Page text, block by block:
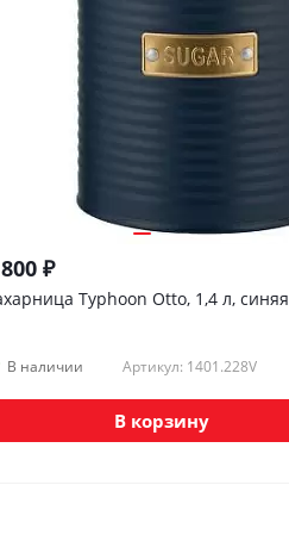
₽
Typhoon Otto, 1,4 л, синяя
В наличии Артикул: 1401.228V
В корзину